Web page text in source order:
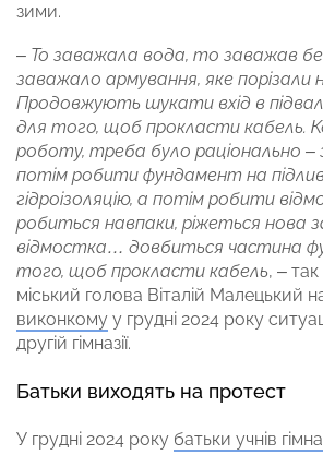
зими.
– То заважала вода, то заважав
заважало армування, яке порізали
Продовжують шукати вхід в
для того, щоб прокласти кабель.
роботу, треба було раціонально –
потім робити фундамент на
гідроізоляцію, а потім робити
робиться навпаки, ріжеться нова
відмостка… довбиться частина
того, щоб прокласти кабель, –
міський голова Віталій Малецький
виконкому у грудні 2024 року
другій гімназії.
Батьки виходять на протест
У грудні 2024 року батьки учнів